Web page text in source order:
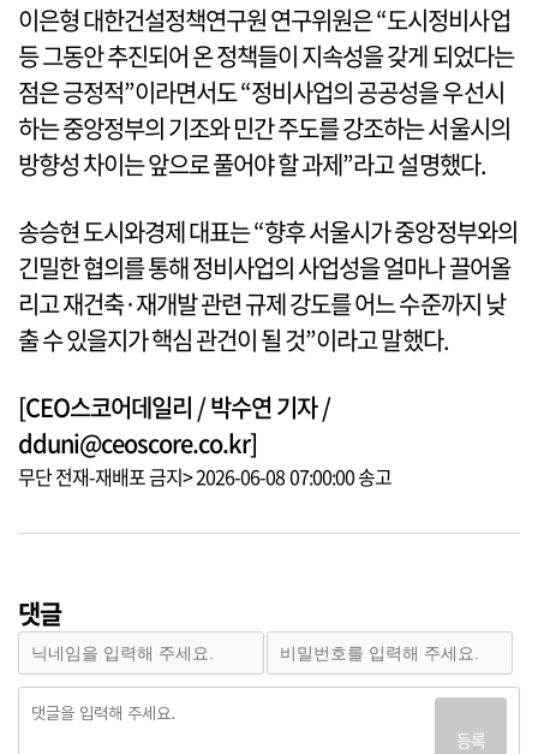
이은형 대한건설정책연구원 연구위원은 “도시정비사업
등 그동안 추진되어 온 정책들이 지속성을 갖게 되었다는
점은 긍정적”이라면서도 “정비사업의 공공성을 우선시
하는 중앙정부의 기조와 민간 주도를 강조하는 서울시의
방향성 차이는 앞으로 풀어야 할 과제”라고 설명했다.
송승현 도시와경제 대표는 “향후 서울시가 중앙정부와의
긴밀한 협의를 통해 정비사업의 사업성을 얼마나 끌어올
리고 재건축·재개발 관련 규제 강도를 어느 수준까지 낮
출 수 있을지가 핵심 관건이 될 것”이라고 말했다.
[CEO스코어데일리 / 박수연 기자 /
dduni@ceoscore.co.kr]
무단 전재-재배포 금지> 2026-06-08 07:00:00 송고
댓글
등록